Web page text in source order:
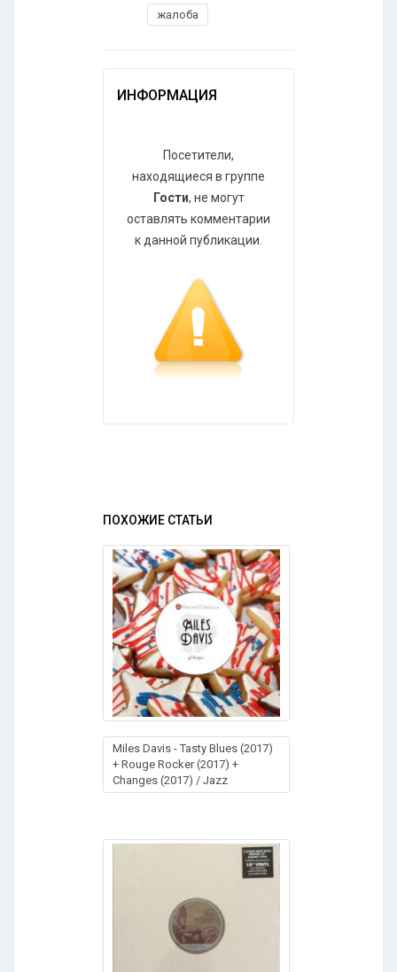
жалоба
ИНФОРМАЦИЯ
Посетители,
находящиеся в группе
Гости, не могут
оставлять комментарии
к данной публикации.
ПОХОЖИЕ СТАТЬИ
Miles Davis - Tasty Blues (2017)
+ Rouge Rocker (2017) +
Changes (2017) / Jazz